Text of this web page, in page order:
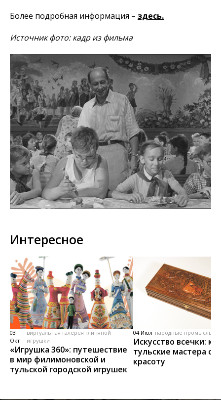
Более подробная информация – здесь.
Источник фото: кадр из фильма
Интересное
03
Окт
виртуальная галерея глиняной
игрушки
«Игрушка 360»: путешествие
в мир филимоновской и
тульской городской игрушек
04 Июл народные промыслы,
Искусство всечки: как
тульские мастера
красоту